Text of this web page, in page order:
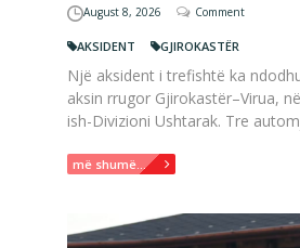
August 8, 2026 Comment
AKSIDENT GJIROKASTËR
Një aksident i trefishtë ka
aksin rrugor Gjirokastër–Virua,
ish-Divizioni Ushtarak. Tre
më shumë...